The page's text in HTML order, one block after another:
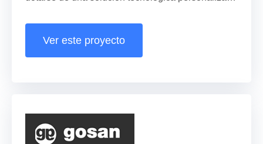
Ver este proyecto